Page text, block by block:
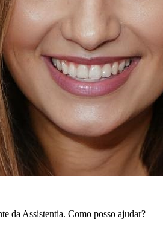
da Assistentia. Como posso ajudar?